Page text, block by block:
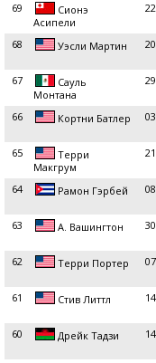
69
Сионэ
Асипели
68 Уэсли Мартин
67
Сауль
Монтана
66 Кортни Батлер
65
Терри
Макгрум
64 Рамон Гэрбей
63 А. Вашингтон
62 Терри Портер
61 Стив Литтл
60 Дрейк Тадзи